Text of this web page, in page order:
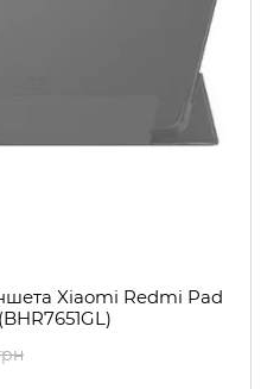
Xiaomi Redmi Pad